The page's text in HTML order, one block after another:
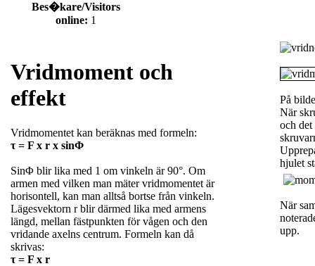
Bes�kare/Visitors
online: 1
Vridmoment och
effekt
Vridmomentet kan beräknas med formeln:
τ = F x r x sinΦ
SinΦ blir lika med 1 om vinkeln är 90°. Om
armen med vilken man mäter vridmomentet är
horisontell, kan man alltså bortse från vinkeln.
Lägesvektorn r blir därmed lika med armens
längd, mellan fästpunkten för vågen och den
vridande axelns centrum. Formeln kan då
skrivas:
τ = F x r
På
När
och det
hjulet
När
upp.